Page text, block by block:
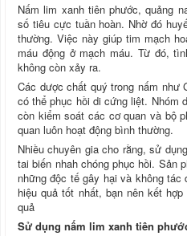
Nấm lim xanh tiên phước, quảng
số tiêu cực tuần hoàn. Nhờ đó
thường. Việc này giúp tim mạch
máu động ở mạch máu. Từ đó,
không còn xảy ra.
Các dược chất quý trong nấm như
có thể phục hồi di cứng liệt. Nhóm
còn kiểm soát các cơ quan và bộ
quan luôn hoạt động bình thường.
Nhiều chuyên gia cho rằng, sử
tai biến nhah chóng phục hồi. Sản
những độc tế gây hại và không tác
hiệu quả tốt nhất, bạn nên kết
quả
Sử dụng nấm lim xanh tiên